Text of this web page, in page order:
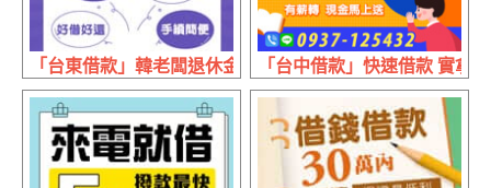
「台東借款」韓老闆退休金 快速借錢手續簡便 | 好借好還
「台中借款」快速借款 實拿